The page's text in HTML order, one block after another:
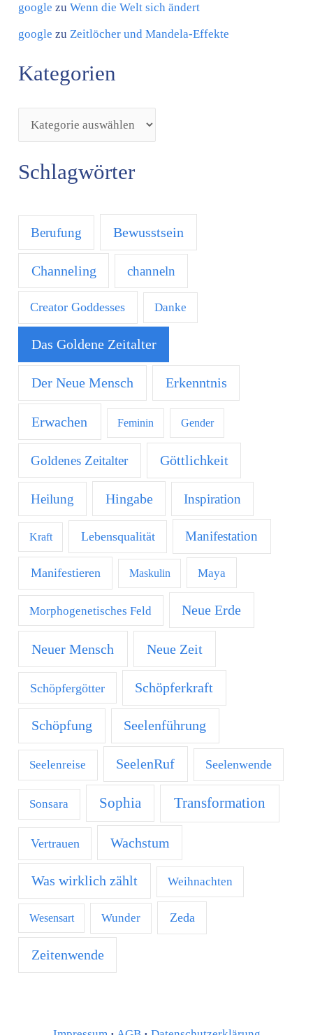
google zuWenn die Welt sich ändert
google zuZeitlöcher und Mandela-Effekte
Kategorien
Schlagwörter
Berufung Bewusstsein
Channeling channeln
Creator Goddesses Danke
Das Goldene Zeitalter
Der Neue Mensch Erkenntnis
Erwachen Feminin Gender
Goldenes Zeitalter Göttlichkeit
Heilung Hingabe Inspiration
Kraft Lebensqualität Manifestation
Manifestieren Maskulin Maya
Morphogenetisches Feld Neue Erde
Neuer Mensch Neue Zeit
Schöpfergötter Schöpferkraft
Schöpfung Seelenführung
Seelenreise SeelenRuf Seelenwende
Sonsara Sophia Transformation
Vertrauen Wachstum
Was wirklich zählt Weihnachten
Wesensart Wunder Zeda
Zeitenwende